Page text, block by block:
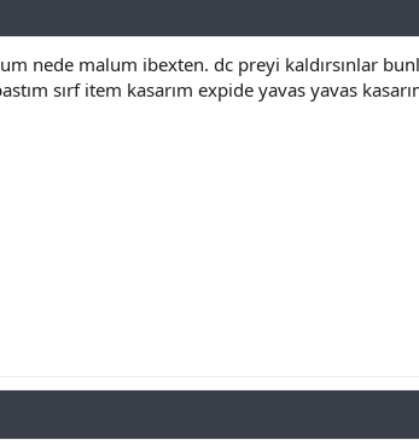
nede malum ibexten. dc preyi kaldırsınlar
sırf item kasarım expide yavas yavas